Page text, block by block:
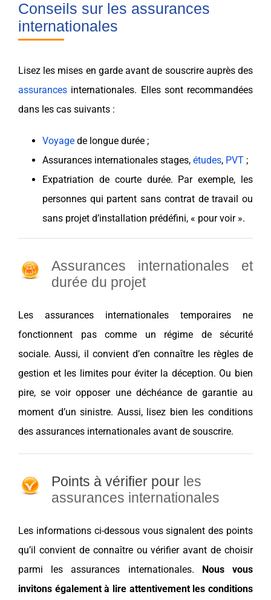
Conseils sur les assurances
internationales
Lisez les mises en garde avant de souscrire auprès des
assurances internationales. Elles sont recommandées
dans les cas suivants :
Voyage de longue durée ;
Assurances internationales stages, études, PVT ;
Expatriation de courte durée. Par exemple, les
personnes qui partent sans contrat de travail ou
sans projet d’installation prédéfini, « pour voir ».
Assurances internationales et
durée du projet
Les assurances internationales temporaires ne
fonctionnent pas comme un régime de sécurité
sociale. Aussi, il convient d’en connaître les règles de
gestion et les limites pour éviter la déception. Ou bien
pire, se voir opposer une déchéance de garantie au
moment d’un sinistre. Aussi, lisez bien les conditions
des assurances internationales avant de souscrire.
Points à vérifier pour les
assurances internationales
Les informations ci-dessous vous signalent des points
qu’il convient de connaître ou vérifier avant de choisir
parmi les assurances internationales.
Nous vous
invitons également à lire attentivement les conditions